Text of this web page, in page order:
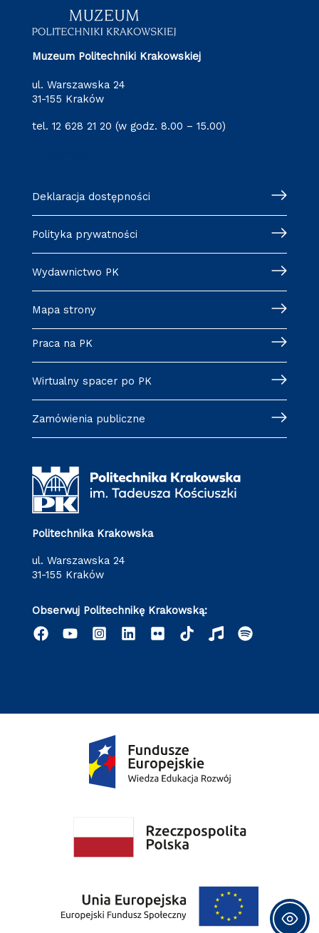
Muzeum Politechniki Krakowskiej
ul. Warszawska 24
31-155 Kraków
tel. 12 628 21 20 (w godz. 8.00 – 15.00)
Deklaracja dostępności
Polityka prywatności
Wydawnictwo PK
Mapa strony
Praca na PK
Wirtualny spacer po PK
Zamówienia publiczne
Politechnika Krakowska
ul. Warszawska 24
31-155 Kraków
Obserwuj Politechnikę Krakowską: